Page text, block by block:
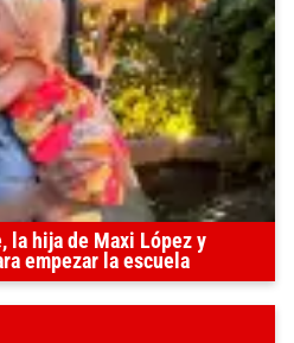
la hija de Maxi López y
empezar la escuela